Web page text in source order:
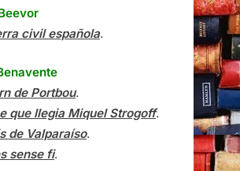
civil española.
de Portbou.
que llegia Miquel Strogoff.
de Valparaíso.
sense fi.